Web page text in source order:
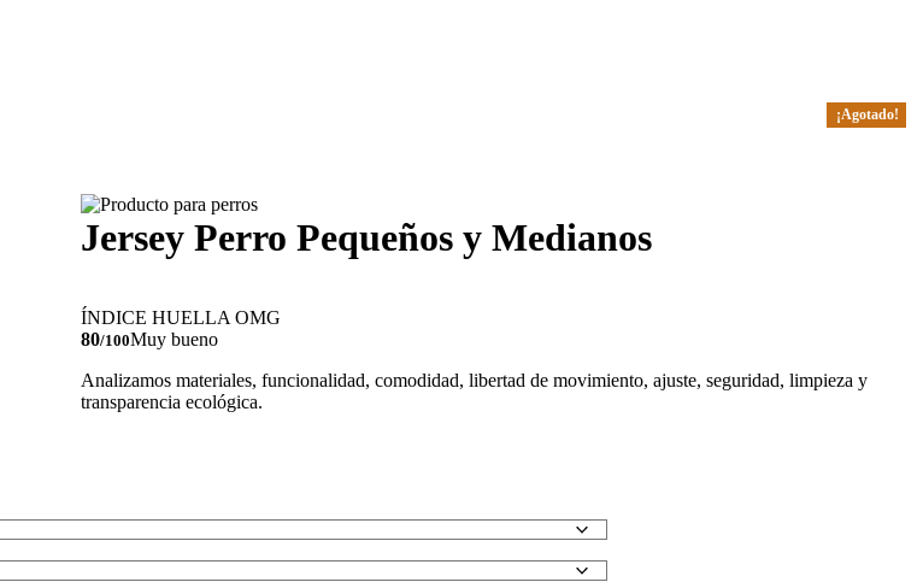
¡Agotado!
Jersey Perro Pequeños y Medianos
ÍNDICE HUELLA OMG
80/100Muy bueno
Analizamos materiales, funcionalidad, comodidad, libertad de movimiento, ajuste, seguridad, limpieza y
transparencia ecológica.